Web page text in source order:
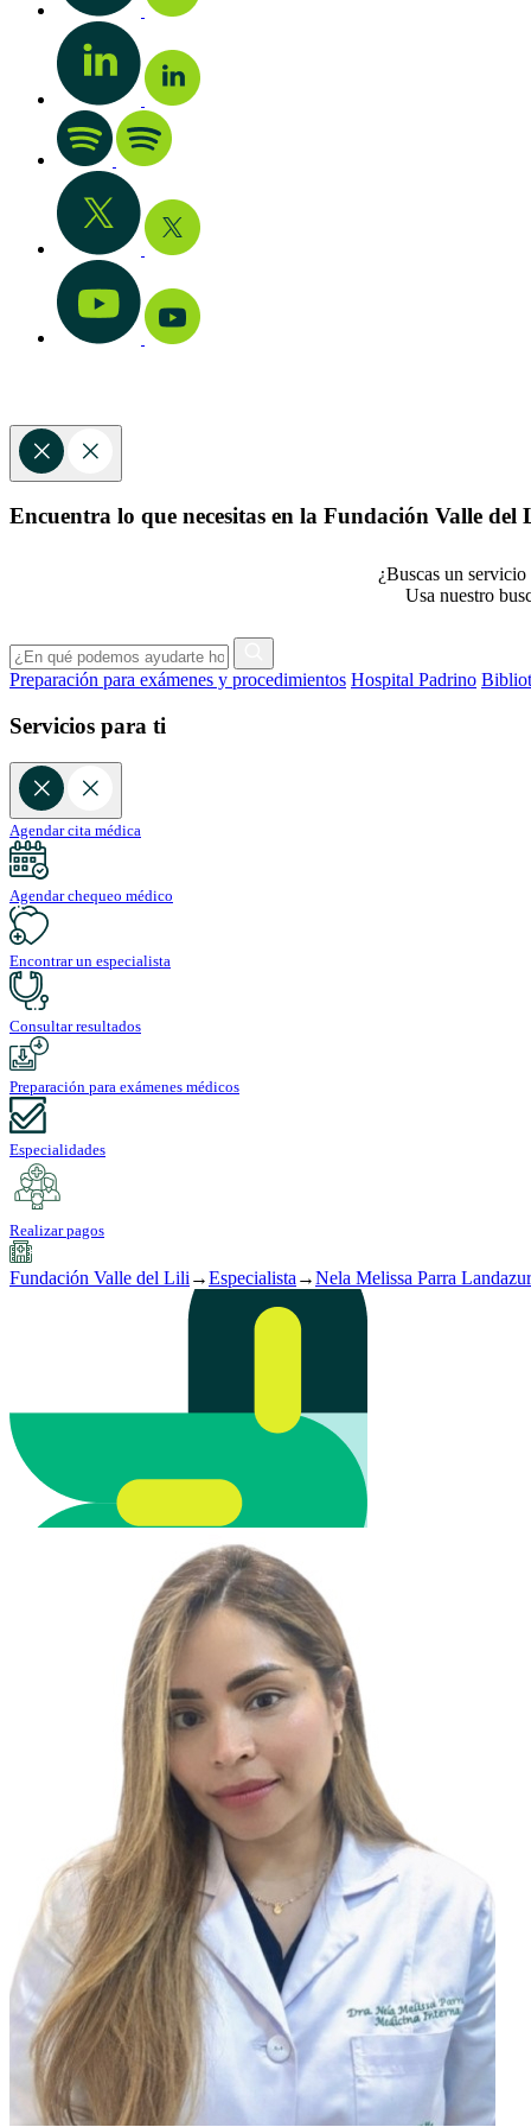
Encuentra lo que necesitas en la Fundación Valle del
¿Buscas un
Usa nuestro
Preparación para exámenes y procedimientos Hospital Padrino
Servicios para ti
Agendar cita médica
Agendar chequeo médico
Encontrar un especialista
Consultar resultados
Preparación para exámenes médicos
Especialidades
Realizar pagos
Fundación Valle del Lili →Especialista →Nela Melissa Parra